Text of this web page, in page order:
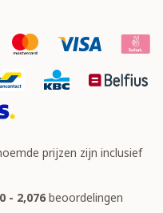
prijzen zijn inclusief
- 2,076beoordelingen